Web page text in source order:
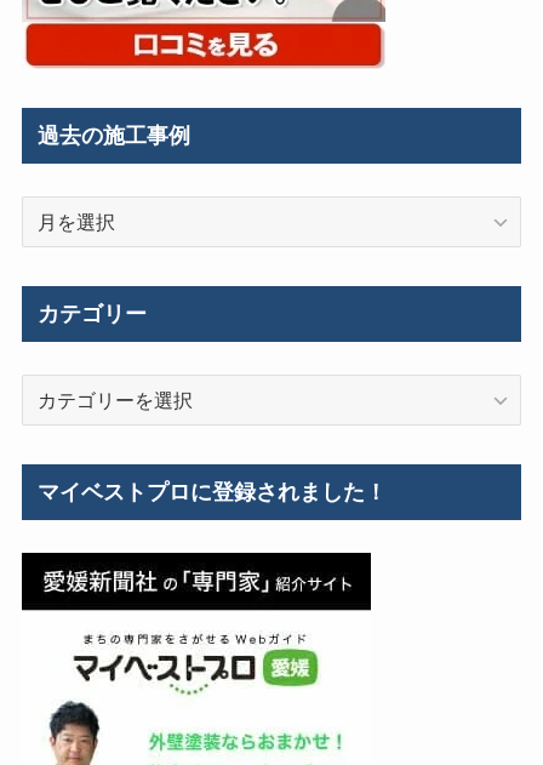
過去の施工事例
カテゴリー
マイベストプロに登録されました！